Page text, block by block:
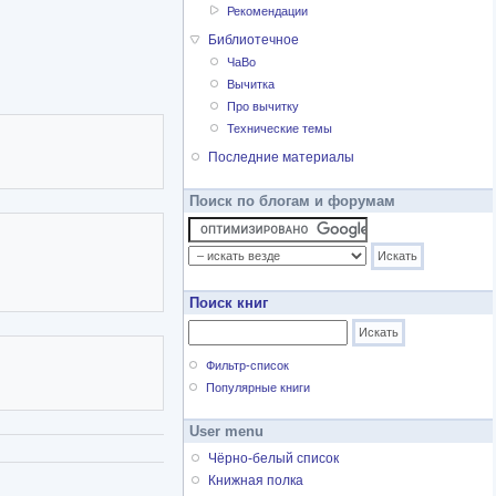
писатель рассказал о
по 1919 год.
в рассказе
Москвин говорит о
Рекомендации
Библиотечное
ЧаВо
Вычитка
Про вычитку
Технические темы
Последние материалы
Поиск по блогам и форумам
Поиск книг
Фильтр-список
Популярные книги
User menu
Чёрно-белый список
Книжная полка